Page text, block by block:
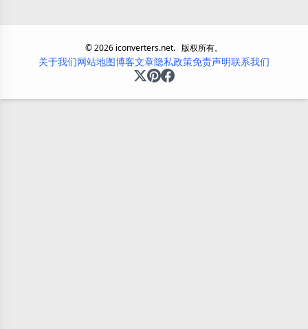
©2026 iconverters.net. 版权所有。
关于我们网站地图博客文章隐私政策免责声明联系我们